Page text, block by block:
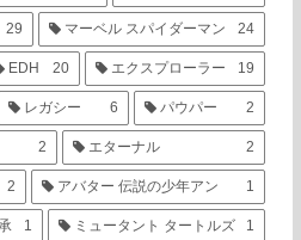
29 マーベル スパイダーマン 24
EDH 20 エクスプローラー 19
レガシー 6 パウパー 2
2 エターナル 2
2 アバター 伝説の少年アン 1
1 ミュータント タートルズ 1